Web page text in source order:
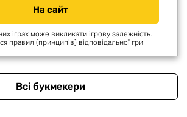
На сайт
іграх може викликати ігрову залежність.
правил (принципів) відповідальної гри
Всі букмекери